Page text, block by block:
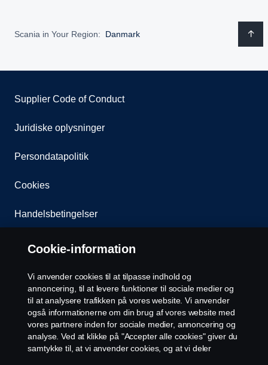
Scania in Your Region: Danmark
Supplier Code of Conduct
Juridiske oplysninger
Persondatapolitik
Cookies
Handelsbetingelser
Kontakt os
Whistleblowing
EU Datalicensaftale
Cookie-indstillinger
Cookie-information
Vi anvender cookies til at tilpasse indhold og
annoncering, til at levere funktioner til sociale medier og
til at analysere trafikken på vores website. Vi anvender
også informationerne om din brug af vores website med
vores partnere inden for sociale medier, annoncering og
analyse. Ved at klikke på "Accepter alle cookies" giver du
samtykke til, at vi anvender cookies, og at vi deler